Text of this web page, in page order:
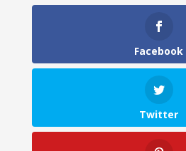
Facebook
Twitter